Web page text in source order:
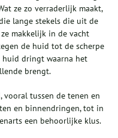
ze zo verraderlijk maakt,
lange stekels die uit de
makkelijk in de vacht
de huid tot de scherpe
huid dringt waarna het
brengt.
tussen de tenen en
en binnendringen, tot in
een behoorlijke klus.